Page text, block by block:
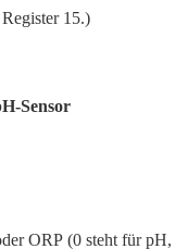
15.)
Sensor
ORP (0 steht für pH,